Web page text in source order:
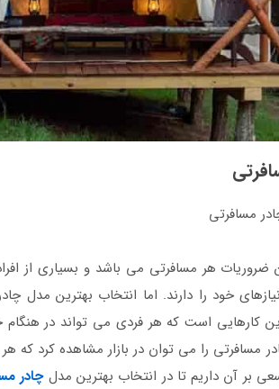
مسافرتی
ضروریات هر مسافرتی می باشد و بسیاری از
خود را دارند. اما انتخاب بهترین مدل
کارهایی است که هر فردی می تواند در هنگام
مسافرتی را می توان در بازار مشاهده کرد
بر آن داریم تا در انتخاب بهترین مدلچادر